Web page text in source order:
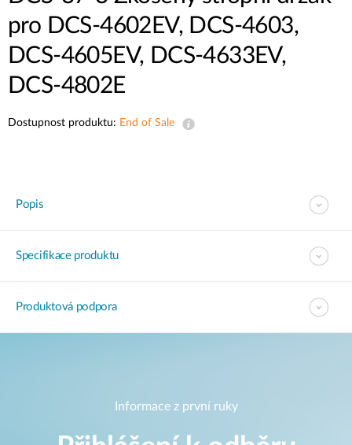
pro DCS‑4602EV, DCS‑4603,
DCS-4605EV, DCS-4633EV,
DCS‑4802E
Dostupnost produktu: End of Sale
Popis
Specifikace produktu
Produktová podpora
Informace z první ruky